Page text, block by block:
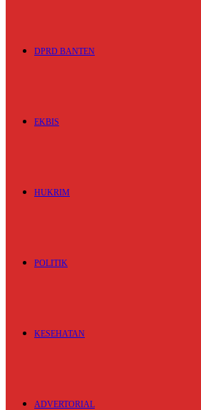
DPRD BANTEN
EKBIS
HUKRIM
POLITIK
KESEHATAN
ADVERTORIAL